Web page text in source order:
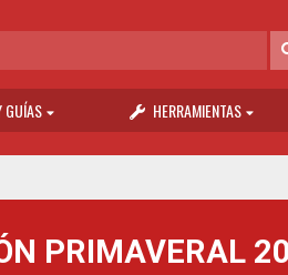
GUÍAS HERRAMIENTAS
PRIMAVERAL